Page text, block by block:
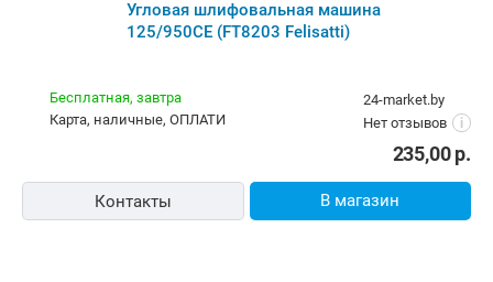
Угловая шлифовальная машина
125/950CE (FT8203 Felisatti)
24-market.by
Нет отзывов
i
Бесплатная, завтра
карта, наличные, ОПЛАТИ
235,00р.
Контакты В магазин